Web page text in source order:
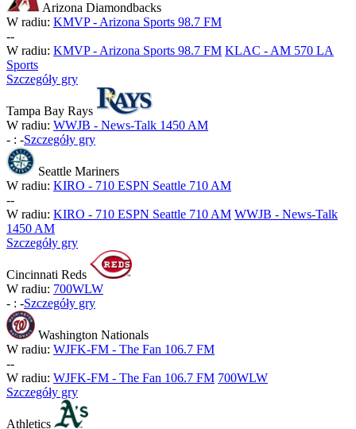
Arizona Diamondbacks
W radiu: KMVP - Arizona Sports 98.7 FM
--
W radiu: KMVP - Arizona Sports 98.7 FM KLAC - AM 570 LA
Sports
Szczegóły gry
Tampa Bay Rays
W radiu: WWJB - News-Talk 1450 AM
- : -Szczegóły gry
Seattle Mariners
W radiu: KIRO - 710 ESPN Seattle 710 AM
--
W radiu: KIRO - 710 ESPN Seattle 710 AM WWJB - News-Talk
1450 AM
Szczegóły gry
Cincinnati Reds
W radiu: 700WLW
- : -Szczegóły gry
Washington Nationals
W radiu: WJFK-FM - The Fan 106.7 FM
--
W radiu: WJFK-FM - The Fan 106.7 FM 700WLW
Szczegóły gry
Athletics